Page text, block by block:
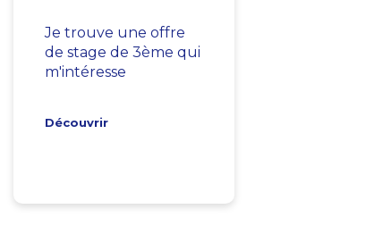
Je trouve une offre
de stage de 3ème qui
m'intéresse
Découvrir